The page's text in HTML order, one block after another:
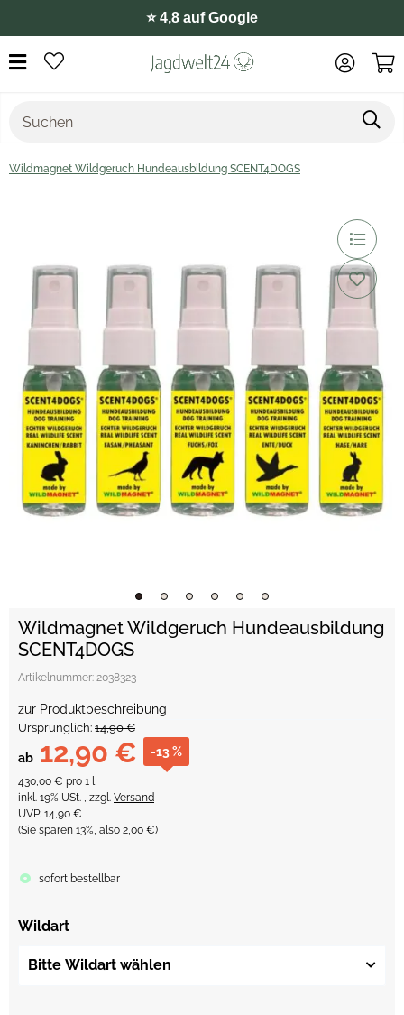
⭐️ 4,8 auf Google
Wildmagnet Wildgeruch Hundeausbildung SCENT4DOGS
Wildmagnet Wildgeruch Hundeausbildung
SCENT4DOGS
Artikelnummer: 2038323
zur Produktbeschreibung
Ursprünglich: 14,90 €
ab 12,90 € -13 %
430,00 € pro 1 l
inkl. 19% USt. , zzgl. Versand
UVP: 14,90 €
(Sie sparen 13%, also 2,00 €)
sofort bestellbar
Wildart
Bitte Wildart wählen